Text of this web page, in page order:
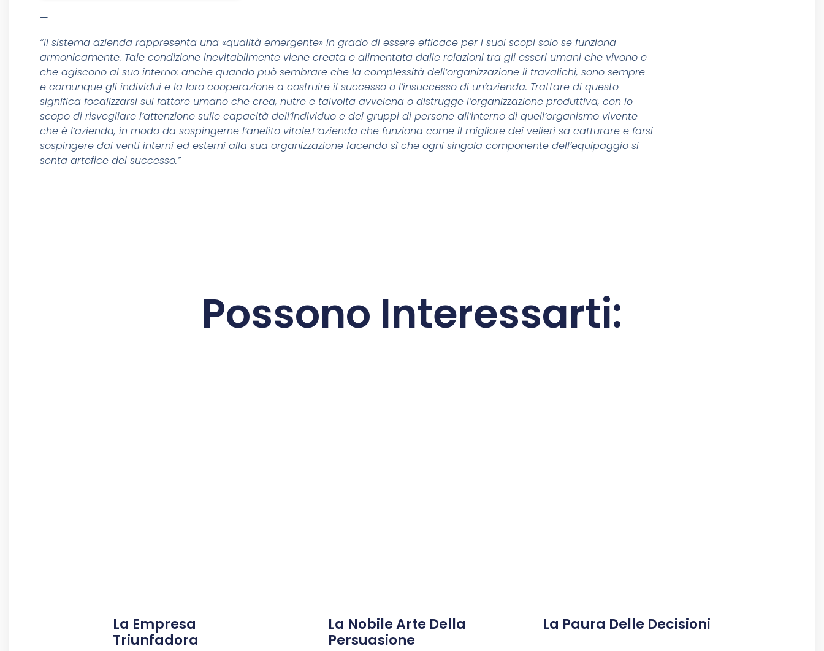
—
“Il sistema azienda rappresenta una «qualità emergente» in grado di essere efficace per i suoi scopi solo se funziona
armonicamente. Tale condizione inevitabilmente viene creata e alimentata dalle relazioni tra gli esseri umani che vivono e
che agiscono al suo interno: anche quando può sembrare che la complessità dell’organizzazione li travalichi, sono sempre
e comunque gli individui e la loro cooperazione a costruire il successo o l’insuccesso di un’azienda. Trattare di questo
significa focalizzarsi sul fattore umano che crea, nutre e talvolta avvelena o distrugge l’organizzazione produttiva, con lo
scopo di risvegliare l’attenzione sulle capacità dell’individuo e dei gruppi di persone all’interno di quell’organismo vivente
che è l’azienda, in modo da sospingerne l’anelito vitale.L’azienda che funziona come il migliore dei velieri sa catturare e farsi
sospingere dai venti interni ed esterni alla sua organizzazione facendo sì che ogni singola componente dell’equipaggio si
senta artefice del successo.”
Possono Interessarti:
La Empresa
Triunfadora
La Nobile Arte Della
Persuasione
La Paura Delle Decisioni